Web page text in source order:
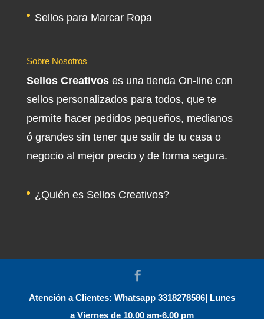
Sellos para Marcar Ropa
Sobre Nosotros
Sellos Creativoses una tienda On-line con
sellos personalizados para todos, que te
permite hacer pedidos pequeños, medianos
ó grandes sin tener que salir de tu casa o
negocio al mejor precio y de forma segura.
¿Quién es Sellos Creativos?
Atención a Clientes: Whatsapp 3318278586| Lunes
a Viernes de 10.00 am-6.00 pm